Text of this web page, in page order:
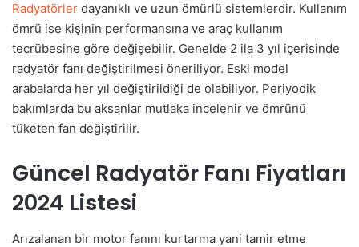
Radyatörler dayanıklı ve uzun ömürlü sistemlerdir. Kullanım
ömrü ise kişinin performansına ve araç kullanım
tecrübesine göre değişebilir. Genelde 2 ila 3 yıl içerisinde
radyatör fanı değiştirilmesi öneriliyor. Eski model
arabalarda her yıl değiştirildiği de olabiliyor. Periyodik
bakımlarda bu aksanlar mutlaka incelenir ve ömrünü
tüketen fan değiştirilir.
Güncel Radyatör Fanı Fiyatları
2024 Listesi
Arızalanan bir motor fanını kurtarma yani tamir etme